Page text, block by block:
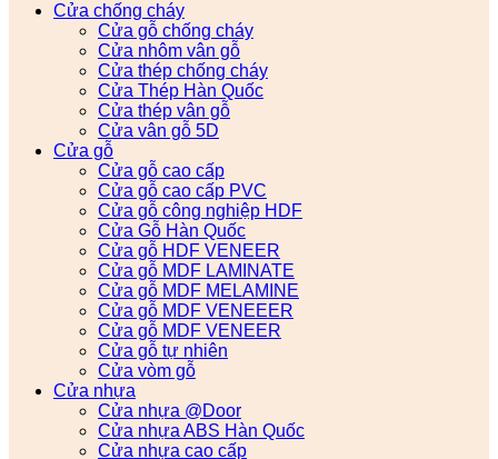
Cửa chống cháy
Cửa gỗ chống cháy
Cửa nhôm vân gỗ
Cửa thép chống cháy
Cửa Thép Hàn Quốc
Cửa thép vân gỗ
Cửa vân gỗ 5D
Cửa gỗ
Cửa gỗ cao cấp
Cửa gỗ cao cấp PVC
Cửa gỗ công nghiệp HDF
Cửa Gỗ Hàn Quốc
Cửa gỗ HDF VENEER
Cửa gỗ MDF LAMINATE
Cửa gỗ MDF MELAMINE
Cửa gỗ MDF VENEEER
Cửa gỗ MDF VENEER
Cửa gỗ tự nhiên
Cửa vòm gỗ
Cửa nhựa
Cửa nhựa @Door
Cửa nhựa ABS Hàn Quốc
Cửa nhựa cao cấp